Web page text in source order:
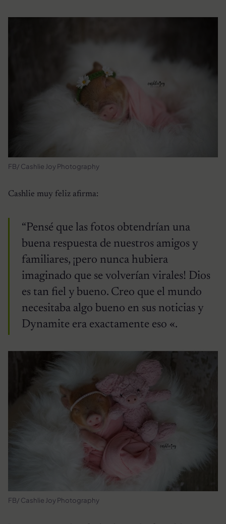
FB/ Cashlie Joy Photography
Cashlie muy feliz afirma:
“Pensé que las fotos obtendrían una
buena respuesta de nuestros amigos y
familiares, ¡pero nunca hubiera
imaginado que se volverían virales! Dios
es tan fiel y bueno. Creo que el mundo
necesitaba algo bueno en sus noticias y
Dynamite era exactamente eso «.
FB/ Cashlie Joy Photography